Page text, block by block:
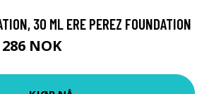
30 ML ERE PEREZ FOUNDATION
286 NOK